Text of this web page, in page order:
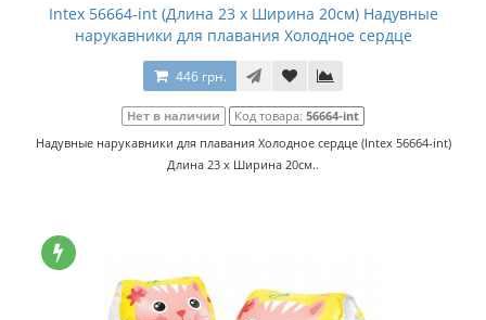
Intex 56664-int (Длина 23 x Ширина 20см) Надувные
нарукавники для плавания Холодное сердце
446 грн.
Нет в наличии Код товара: 56664-int
Надувные нарукавники для плавания Холодное сердце (Intex 56664-int)
Длина 23 x Ширина 20см..